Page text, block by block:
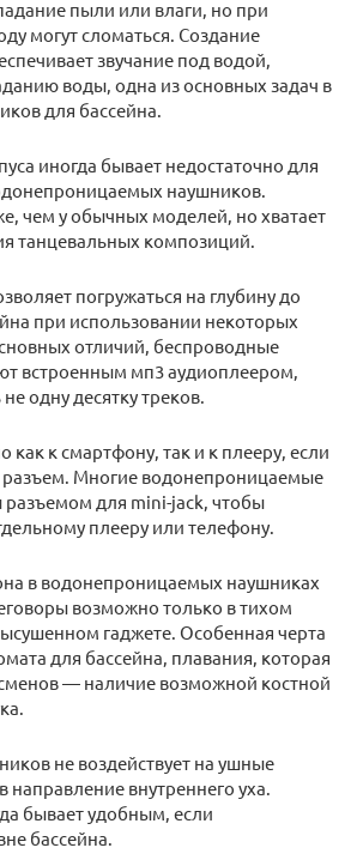
пыли или влаги, но при
могут сломаться. Создание
звучание под водой,
воды, одна из основных задач в
для бассейна.
иногда бывает недостаточно для
наушников.
чем у обычных моделей, но хватает
танцевальных композиций.
погружаться на глубину до
при использовании некоторых
отличий, беспроводные
встроенным мп3 аудиоплеером,
одну десятку треков.
к смартфону, так и к плееру, если
разъем. Многие водонепроницаемые
для mini-jack, чтобы
плееру или телефону.
в водонепроницаемых наушниках
возможно только в тихом
гаджете. Особенная черта
для бассейна, плавания, которая
— наличие возможной костной
не воздействует на ушные
направление внутреннего уха.
бывает удобным, если
бассейна.